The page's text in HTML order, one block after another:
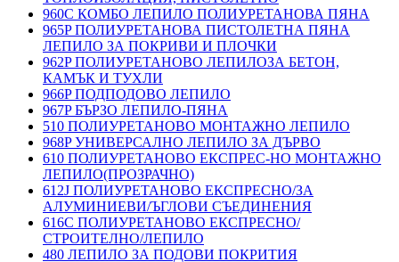
960C КОМБО ЛЕПИЛО ПОЛИУРЕТАНОВА ПЯНА
965P ПОЛИУРЕТАНОВА ПИСТОЛЕТНА ПЯНА
ЛЕПИЛО ЗА ПОКРИВИ И ПЛОЧКИ
962P ПОЛИУРЕТАНОВО ЛЕПИЛОЗА БЕТОН,
КАМЪК И ТУХЛИ
966P ПОДПОДОВО ЛЕПИЛО
967P БЪРЗО ЛЕПИЛО-ПЯНА
510 ПОЛИУРЕТАНОВО МОНТАЖНО ЛЕПИЛО
968P УНИВЕРСАЛНО ЛЕПИЛО ЗА ДЪРВО
610 ПОЛИУРЕТАНОВО ЕКСПРЕС-НО МОНТАЖНО
ЛЕПИЛО(ПРОЗРАЧНО)
612J ПОЛИУРЕТАНОВО ЕКСПРЕСНО/ЗА
АЛУМИНИЕВИ/ЪГЛОВИ СЪЕДИНЕНИЯ
616C ПОЛИУРЕТАНОВО ЕКСПРЕСНО/
СТРОИТЕЛНО/ЛЕПИЛО
480 ЛЕПИЛО ЗА ПОДОВИ ПОКРИТИЯ